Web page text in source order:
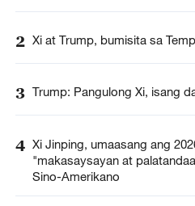
2 Xi at Trump, bumisita sa
3 Trump: Pangulong Xi, isang
4 Xi Jinping, umaasang ang
"makasaysayan at
Sino-Amerikano